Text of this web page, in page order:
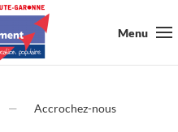
Menu
Accrochez-nous